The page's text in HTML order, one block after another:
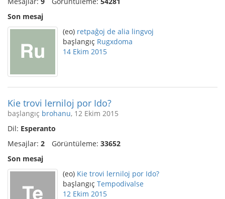
Son mesaj
(eo) retpaĝoj de alia lingvoj
başlangıç Rugxdoma
14 Ekim 2015
Kie trovi lerniloj por Ido?
başlangıç brohanu, 12 Ekim 2015
Dil: Esperanto
Mesajlar: 2 Görüntüleme: 33652
Son mesaj
(eo) Kie trovi lerniloj por Ido?
başlangıç Tempodivalse
12 Ekim 2015